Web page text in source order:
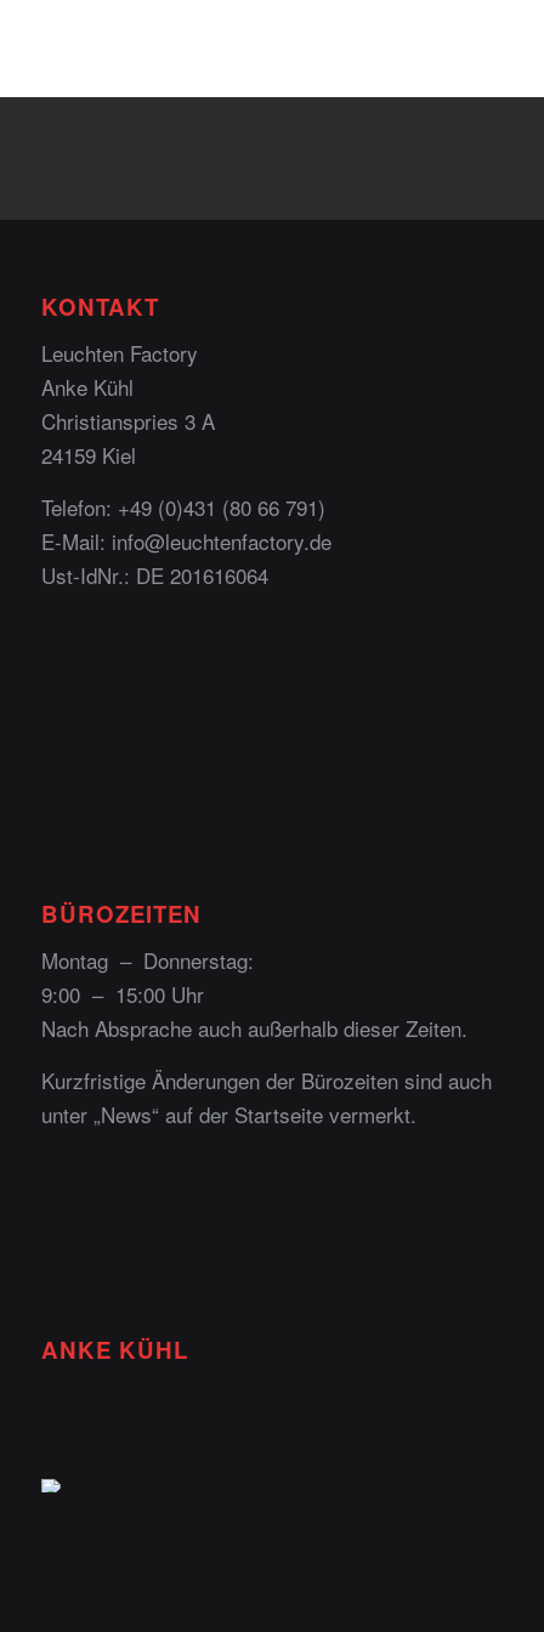
KONTAKT
Leuchten Factory
Anke Kühl
Christianspries 3 A
24159 Kiel
Telefon: +49 (0)431 (80 66 791)
E-Mail: info@leuchtenfactory.de
Ust-IdNr.: DE 201616064
BÜROZEITEN
Montag – Donnerstag:
9:00 – 15:00 Uhr
Nach Absprache auch außerhalb dieser Zeiten.
Kurzfristige Änderungen der Bürozeiten sind auch
unter „News“ auf der Startseite vermerkt.
ANKE KÜHL